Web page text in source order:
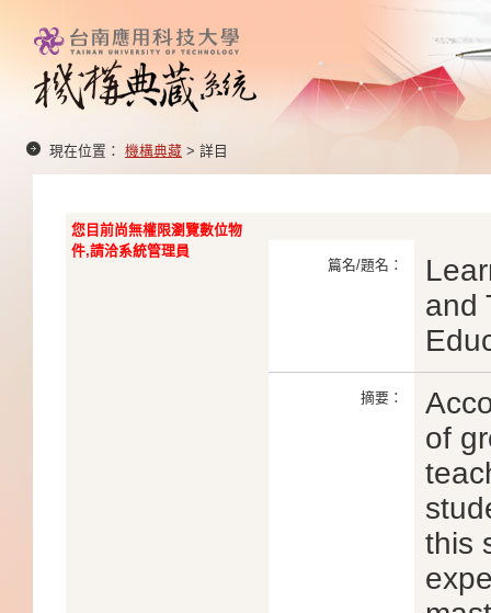
現在位置： 機構典藏 > 詳目
您目前尚無權限瀏覽數位物
件,請洽系統管理員
篇名/題名：
and
摘要：
of
this